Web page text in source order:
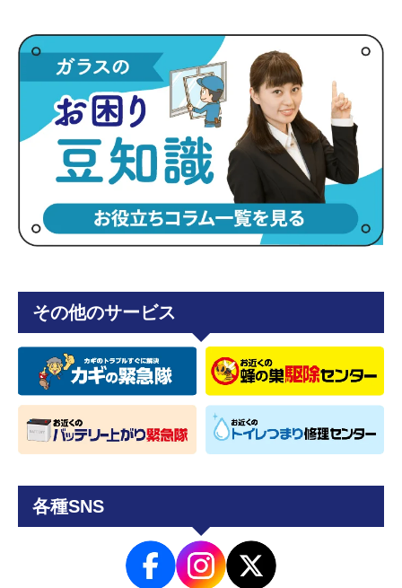
その他のサービス
各種SNS